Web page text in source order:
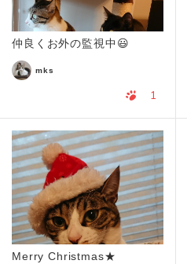
仲良くお外の監視中😃
mks
1
Merry Christmas★